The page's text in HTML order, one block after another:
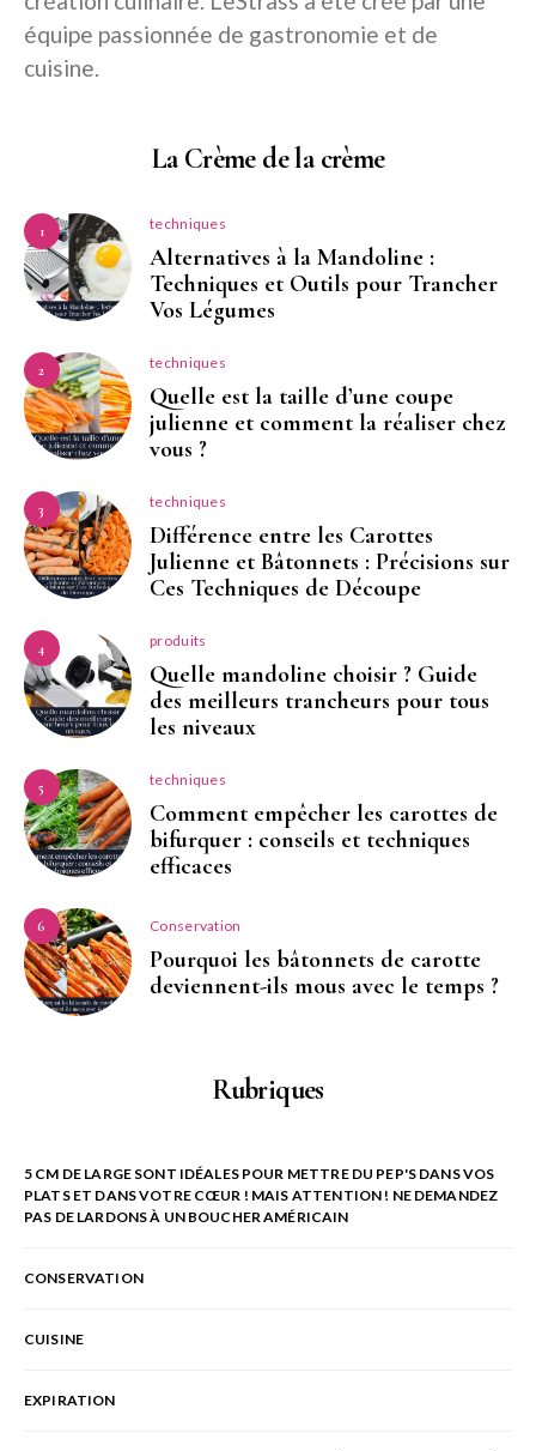
équipe passionnée de gastronomie et de
cuisine.
La Crème de la crème
1 techniques
Alternatives à la Mandoline :
Techniques et Outils pour Trancher
Vos Légumes
2 techniques
Quelle est la taille d’une coupe
julienne et comment la réaliser chez
vous ?
3 techniques
Différence entre les Carottes
Julienne et Bâtonnets : Précisions sur
Ces Techniques de Découpe
4 produits
Quelle mandoline choisir ? Guide
des meilleurs trancheurs pour tous
les niveaux
5 techniques
Comment empêcher les carottes de
bifurquer : conseils et techniques
efficaces
6 Conservation
Pourquoi les bâtonnets de carotte
deviennent-ils mous avec le temps ?
Rubriques
5 CM DE LARGE SONT IDÉALES POUR METTRE DU PEP'S DANS VOS
PLATS ET DANS VOTRE CŒUR ! MAIS ATTENTION ! NE DEMANDEZ
PAS DE LARDONS À UN BOUCHER AMÉRICAIN
CONSERVATION
CUISINE
EXPIRATION